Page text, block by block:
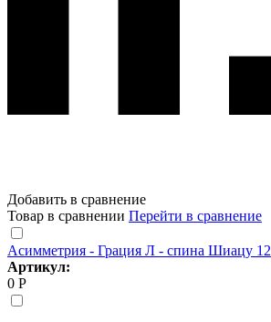
Добавить в сравнение
Товар в сравнении Перейти в сравнение
Асимметрия - Грация Л - спина Шиацу 12
Артикул:
0 Р